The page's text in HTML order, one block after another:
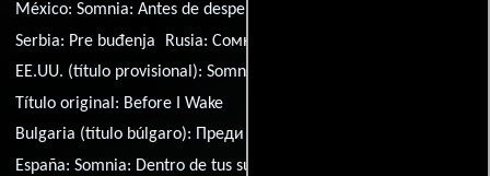
México:Somnia: Antes de despertar
Serbia: Pre buđenja Rusia: Сомния
EE.UU. (título provisional):Somnia
Título original: Before I Wake
Bulgaria (título búlgaro): Преди да се събудя
España:Somnia: Dentro de tus sueños